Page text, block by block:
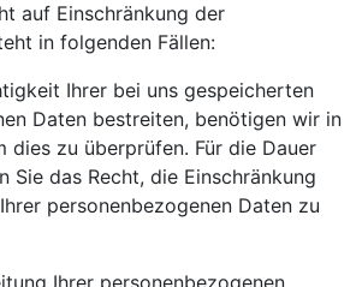
auf Einschränkung der
in folgenden Fällen:
Ihrer bei uns gespeicherten
Daten bestreiten, benötigen wir in
dies zu überprüfen. Für die Dauer
Sie das Recht, die Einschränkung
personenbezogenen Daten zu
Ihrer personenbezogenen